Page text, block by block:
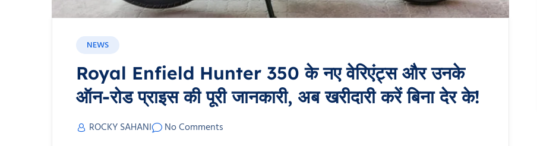
NEWS
Royal Enfield Hunter 350 के नए वेरिएंट्स और उनके
ऑन-रोड प्राइस की पूरी जानकारी, अब खरीदारी करें बिना देर के!
ROCKY SAHANI
No Comments